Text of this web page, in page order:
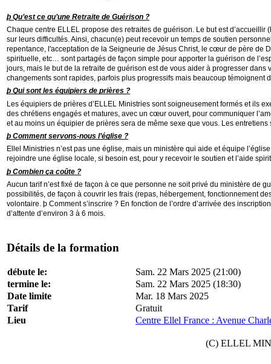
þ Qu’est ce qu’une Retraite de Guérison ?
Chaque centre ELLEL propose des retraites de guérison. Le but est
sur leurs difficultés. Ainsi, chacun(e) peut recevoir un temps de soutien
repentance, l'acceptation de la Seigneurie de Jésus Christ, le cœur de père de
spirituelle, etc… sont partagés de façon simple pour apporter la guérison de
jours, mais le but de la retraite de guérison est de vous aider à progresser
changements sont rapides, parfois plus progressifs mais beaucoup témoignent
þ Qui sont les équipiers de prières ?
Les équipiers de prières d’ELLEL Ministries sont soigneusement formés et ils
des chrétiens engagés et matures, avec un cœur ouvert, pour communiquer
et au moins un équipier de prières sera de même sexe que vous. Les
þ Comment servons-nous l’église ?
Ellel Ministries n’est pas une église, mais un ministère qui aide et équipe
rejoindre une église locale, si besoin est, pour y recevoir le soutien et l’aide
þ Combien ça coûte ?
Aucun tarif n’est fixé de façon à ce que personne ne soit privé du ministère de
possibilités, de façon à couvrir les frais (repas, hébergement, fonctionnement
volontaire. þ Comment s’inscrire ? En fonction de l’ordre d’arrivée des
d’attente d’environ 3 à 6 mois.
Détails de la formation
débute le:
Sam. 22 Mars 2025 (21:00)
termine le:
Sam. 22 Mars 2025 (18:30)
Date limite
Mar. 18 Mars 2025
Tarif
Gratuit
Lieu
Centre Ellel France : Avenue
(C) ELLEL